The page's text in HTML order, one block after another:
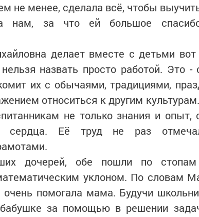
не менее, сделала всё, чтобы
нам, за что ей большое
делает вместе с детьми
назвать просто работой. Это
их с обычаями, традициями,
относиться к другим
не только знания и опыт,
сердца. Её труд не раз
дочерей, обе пошли по
уклоном. По словам
очень помогала мама. Будучи
за помощью в решении